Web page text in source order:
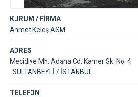
KURUM / FİRMA
Ahmet Keleş ASM
ADRES
Mecidiye Mh. Adana Cd. Kamer Sk. No: 4
SULTANBEYLİ / İSTANBUL
TELEFON